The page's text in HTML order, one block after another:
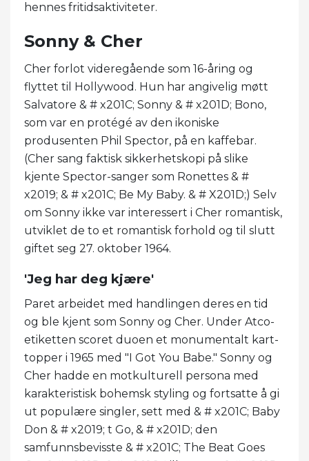
hennes fritidsaktiviteter.
Sonny & Cher
Cher forlot videregående som 16-åring og
flyttet til Hollywood. Hun har angivelig møtt
Salvatore & # x201C; Sonny & # x201D; Bono,
som var en protégé av den ikoniske
produsenten Phil Spector, på en kaffebar.
(Cher sang faktisk sikkerhetskopi på slike
kjente Spector-sanger som Ronettes & #
x2019; & # x201C; Be My Baby. & # X201D;) Selv
om Sonny ikke var interessert i Cher romantisk,
utviklet de to et romantisk forhold og til slutt
giftet seg 27. oktober 1964.
'Jeg har deg kjære'
Paret arbeidet med handlingen deres en tid
og ble kjent som Sonny og Cher. Under Atco-
etiketten scoret duoen et monumentalt kart-
topper i 1965 med "I Got You Babe." Sonny og
Cher hadde en motkulturell persona med
karakteristisk bohemsk styling og fortsatte å gi
ut populære singler, sett med & # x201C; Baby
Don & # x2019; t Go, & # x201D; den
samfunnsbevisste & # x201C; The Beat Goes